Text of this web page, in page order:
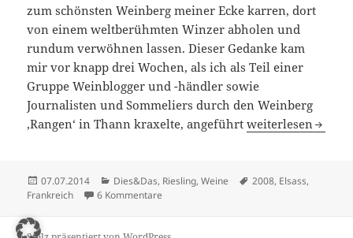
zum schönsten Weinberg meiner Ecke karren, dort
von einem weltberühmten Winzer abholen und
rundum verwöhnen lassen. Dieser Gedanke kam
mir vor knapp drei Wochen, als ich als Teil einer
Gruppe Weinblogger und -händler sowie
Journalisten und Sommeliers durch den Weinberg
‚Rangen‘ in Thann kraxelte, angeführtDie Zuckerampel
weiterlesen
Veröffentlicht
am
07.07.2014 Kategorien
Dies&Das, Riesling,Weine Schlagwörter
2008, Elsass,
Frankreich
6 Kommentare